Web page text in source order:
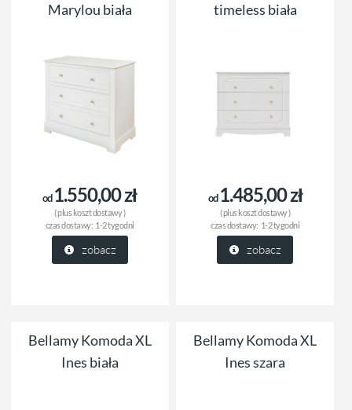
Marylou biała
od1.550,00 zł
( pluskoszt dostawy)
czas dostawy: 1-2 tygodni
zobacz
timeless biała
od1.485,00 zł
( pluskoszt dostawy)
czas dostawy: 1-2 tygodni
zobacz
Bellamy Komoda XL
Ines biała
Bellamy Komoda XL
Ines szara